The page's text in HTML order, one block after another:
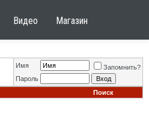
Видео Магазин
Имя
Запомнить?
Пароль
Поиск